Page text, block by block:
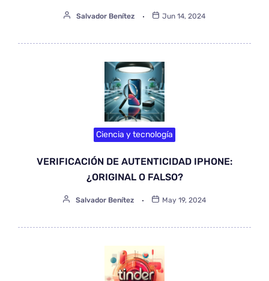
Salvador Benítez Jun 14, 2024
Ciencia y tecnología
VERIFICACIÓN DE AUTENTICIDAD IPHONE:
¿ORIGINAL O FALSO?
Salvador Benítez May 19, 2024